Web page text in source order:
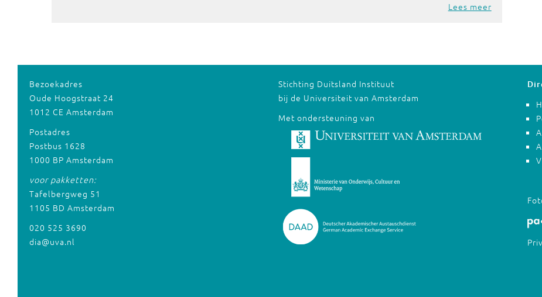
Lees meer
Bezoekadres
Oude Hoogstraat 24
1012 CE Amsterdam
Postadres
Postbus 1628
1000 BP Amsterdam
voor pakketten:
Tafelbergweg 51
1105 BD Amsterdam
020 525 3690
dia@uva.nl
Stichting Duitsland Instituut
bij de Universiteit van Amsterdam
Met ondersteuning van